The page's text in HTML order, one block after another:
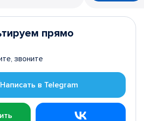
прямо
звоните
Написать в Telegram